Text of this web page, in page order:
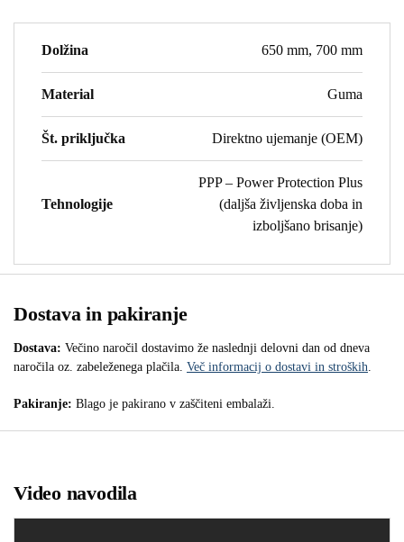
Dolžina 650 mm, 700 mm
Material Guma
Št. priključka Direktno ujemanje (OEM)
Tehnologije
PPP – Power Protection Plus
(daljša življenska doba in
izboljšano brisanje)
Dostava in pakiranje
Dostava: Večino naročil dostavimo že naslednji delovni dan od dneva
naročila oz. zabeleženega plačila. Več informacij o dostavi in stroških.
Pakiranje: Blago je pakirano v zaščiteni embalaži.
Video navodila